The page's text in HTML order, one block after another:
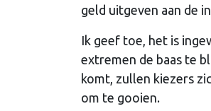
geld uitgeven aan de
Ik geef toe, het is
extremen de baas te
komt, zullen kiezers
om te gooien.